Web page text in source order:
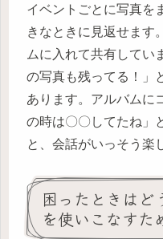
イベントごとに写真を
きなときに見返せます
ムに入れて共有してい
の写真も残ってる！」
あります。アルバムに
の時は〇〇してたね」
と、会話がいっそう楽
困ったときはど
を使いこなすた